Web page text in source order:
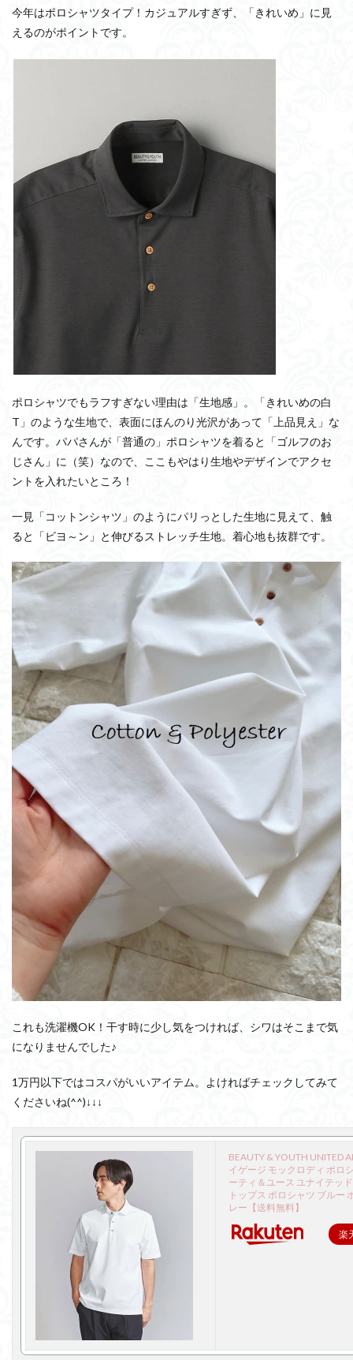
今年はポロシャツタイプ！カジュアルすぎず、「きれいめ」に見
えるのがポイントです。
ポロシャツでもラフすぎない理由は「生地感」。「きれいめの白
T」のような生地で、表面にほんのり光沢があって「上品見え」な
んです。パパさんが「普通の」ポロシャツを着ると「ゴルフのお
じさん」に（笑）なので、ここもやはり生地やデザインでアクセ
ントを入れたいところ！
一見「コットンシャツ」のようにパリっとした生地に見えて、触
ると「ビヨ～ン」と伸びるストレッチ生地。着心地も抜群です。
これも洗濯機OK！干す時に少し気をつければ、シワはそこまで気
になりませんでした♪
1万円以下ではコスパがいいアイテム。よければチェックしてみて
くださいね(^^)↓↓↓
BEAUTY & YOUTH UNITED
イゲージ モックロディ ポロ
ーティ＆ユース ユナイテッ
トップス ポロシャツ ブルー
レー【送料無料】
楽